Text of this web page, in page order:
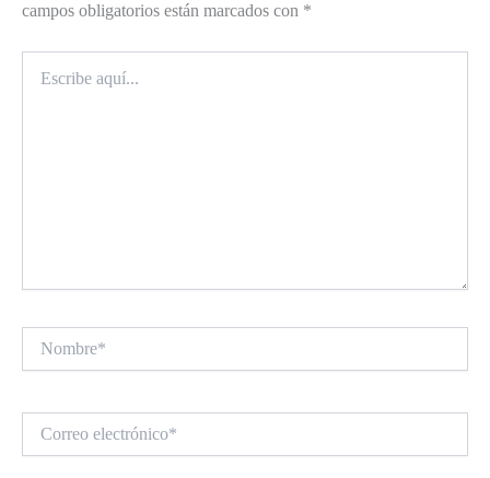
campos obligatorios están marcados con *
aquí...
electrónico*